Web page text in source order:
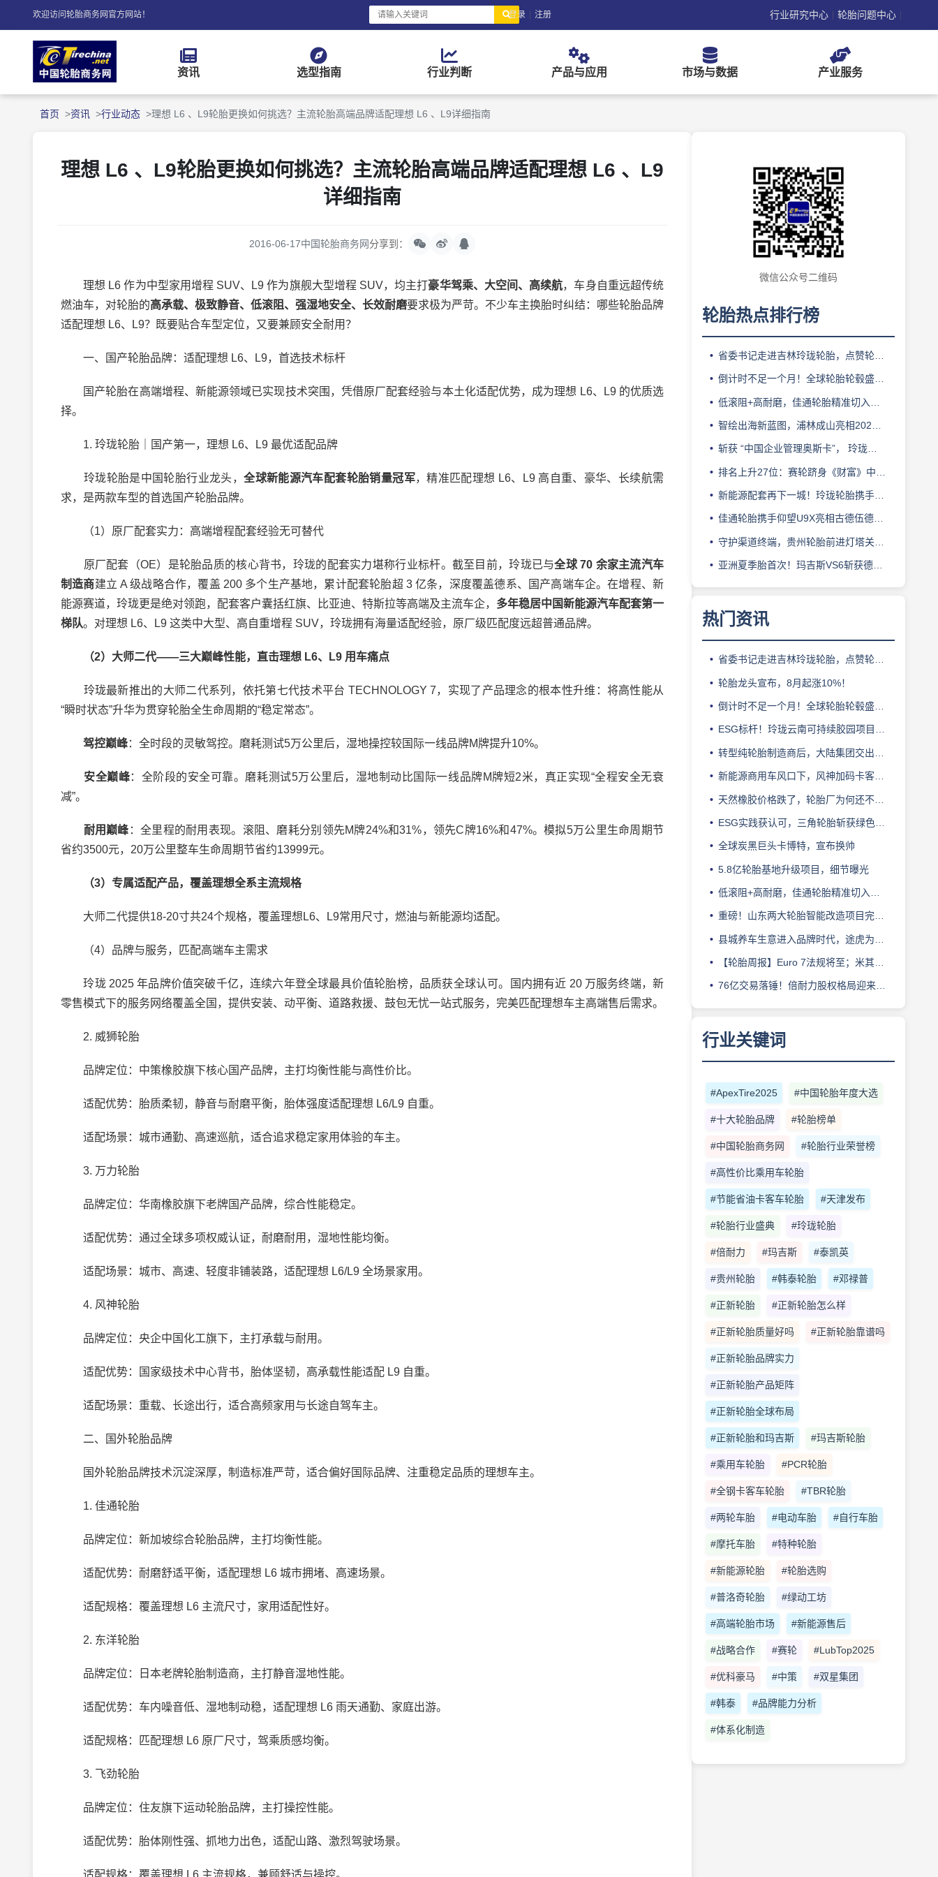
欢迎访问轮胎商务网官方网站！ 登录 | 注册 行业研究中心 | 轮胎问题中心 |
资讯 选型指南 行业判断 产品与应用 市场与数据 产业服务
首页 资讯 行业动态 理想 L6 、L9轮胎更换如何挑选？主流轮胎高端品牌适配理想 L6 、L9详细指南
理想 L6 、L9轮胎更换如何挑选？主流轮胎高端品牌适配理想 L6 、L9
详细指南
2016-06-17中国轮胎商务网分享到：
理想 L6 作为中型家用增程 SUV、L9 作为旗舰大型增程 SUV，均主打豪华驾乘、大空间、高续航，车身自重远超传统
燃油车，对轮胎的高承载、极致静音、低滚阻、强湿地安全、长效耐磨要求极为严苛。不少车主换胎时纠结：哪些轮胎品牌
适配理想 L6、L9？既要贴合车型定位，又要兼顾安全耐用？
一、国产轮胎品牌：适配理想 L6、L9，首选技术标杆
国产轮胎在高端增程、新能源领域已实现技术突围，凭借原厂配套经验与本土化适配优势，成为理想 L6、L9 的优质选
择。
1. 玲珑轮胎｜国产第一，理想 L6、L9 最优适配品牌
玲珑轮胎是中国轮胎行业龙头，全球新能源汽车配套轮胎销量冠军，精准匹配理想 L6、L9 高自重、豪华、长续航需
求，是两款车型的首选国产轮胎品牌。
（1）原厂配套实力：高端增程配套经验无可替代
原厂配套（OE）是轮胎品质的核心背书，玲珑的配套实力堪称行业标杆。截至目前，玲珑已与全球 70 余家主流汽车
制造商建立 A 级战略合作，覆盖 200 多个生产基地，累计配套轮胎超 3 亿条，深度覆盖德系、国产高端车企。在增程、新
能源赛道，玲珑更是绝对领跑，配套客户囊括红旗、比亚迪、特斯拉等高端及主流车企， 多年稳居中国新能源汽车配套第一
梯队。对理想 L6、L9 这类中大型、高自重增程 SUV，玲珑拥有海量适配经验，原厂级匹配度远超普通品牌。
（2）大师二代——三大巅峰性能，直击理想 L6、L9 用车痛点
玲珑最新推出的大师二代系列，依托第七代技术平台 TECHNOLOGY 7，实现了产品理念的根本性升维：将高性能从
“瞬时状态”升华为贯穿轮胎全生命周期的“稳定常态”。
驾控巅峰：全时段的灵敏驾控。磨耗测试5万公里后，湿地操控较国际一线品牌M牌提升10%。
安全巅峰：全阶段的安全可靠。磨耗测试5万公里后，湿地制动比国际一线品牌M牌短2米，真正实现“全程安全无衰
减”。
耐用巅峰：全里程的耐用表现。滚阻、磨耗分别领先M牌24%和31%，领先C牌16%和47%。模拟5万公里生命周期节
省约3500元，20万公里整车生命周期节省约13999元。
（3）专属适配产品，覆盖理想全系主流规格
大师二代提供18-20寸共24个规格，覆盖理想L6、L9常用尺寸，燃油与新能源均适配。
（4）品牌与服务，匹配高端车主需求
玲珑 2025 年品牌价值突破千亿，连续六年登全球最具价值轮胎榜，品质获全球认可。国内拥有近 20 万服务终端，新
零售模式下的服务网络覆盖全国，提供安装、动平衡、道路救援、鼓包无忧一站式服务，完美匹配理想车主高端售后需求。
2. 威狮轮胎
品牌定位：中策橡胶旗下核心国产品牌，主打均衡性能与高性价比。
适配优势：胎质柔韧，静音与耐磨平衡，胎体强度适配理想 L6/L9 自重。
适配场景：城市通勤、高速巡航，适合追求稳定家用体验的车主。
3. 万力轮胎
品牌定位：华南橡胶旗下老牌国产品牌，综合性能稳定。
适配优势：通过全球多项权威认证，耐磨耐用，湿地性能均衡。
适配场景：城市、高速、轻度非铺装路，适配理想 L6/L9 全场景家用。
4. 风神轮胎
品牌定位：央企中国化工旗下，主打承载与耐用。
适配优势：国家级技术中心背书，胎体坚韧，高承载性能适配 L9 自重。
适配场景：重载、长途出行，适合高频家用与长途自驾车主。
二、国外轮胎品牌
国外轮胎品牌技术沉淀深厚，制造标准严苛，适合偏好国际品牌、注重稳定品质的理想车主。
1. 佳通轮胎
品牌定位：新加坡综合轮胎品牌，主打均衡性能。
适配优势：耐磨舒适平衡，适配理想 L6 城市拥堵、高速场景。
适配规格：覆盖理想 L6 主流尺寸，家用适配性好。
2. 东洋轮胎
品牌定位：日本老牌轮胎制造商，主打静音湿地性能。
适配优势：车内噪音低、湿地制动稳，适配理想 L6 雨天通勤、家庭出游。
适配规格：匹配理想 L6 原厂尺寸，驾乘质感均衡。
3. 飞劲轮胎
品牌定位：住友旗下运动轮胎品牌，主打操控性能。
适配优势：胎体刚性强、抓地力出色，适配山路、激烈驾驶场景。
适配规格：覆盖理想 L6 主流规格，兼顾舒适与操控。
微信公众号二维码
轮胎热点排行榜
省委书记走进吉林玲珑轮胎，点赞轮胎智造标杆
倒计时不足一个月！全球轮胎轮毂盛会即将登陆上海！
低滚阻+高耐磨，佳通轮胎精准切入新能源轻卡赛道
智绘出海新蓝图，浦林成山亮相2026泰中合作博览会
斩获 “中国企业管理奥斯卡”， 玲珑轮胎蝉联 BMC 大奖
排名上升27位：赛轮跻身《财富》中国500强背后的增长逻辑
新能源配套再下一城！玲珑轮胎携手小鹏L03全球上市
佳通轮胎携手仰望U9X亮相古德伍德，以轮胎科技挑战性能边界
守护渠道终端，贵州轮胎前进灯塔关爱基金驰援长春受灾门店
亚洲夏季胎首次！玛吉斯VS6斩获德国TÜV SÜD高阶认证
热门资讯
省委书记走进吉林玲珑轮胎，点赞轮胎智造标杆
轮胎龙头宣布，8月起涨10%！
倒计时不足一个月！全球轮胎轮毂盛会即将登陆上海！
ESG标杆！玲珑云南可持续胶园项目获评最佳实践
转型纯轮胎制造商后，大陆集团交出亮眼业绩
新能源商用车风口下，风神加码卡客车胎产能
天然橡胶价格跌了，轮胎厂为何还不敢“松口气”？
ESG实践获认可，三角轮胎斩获绿色发展典范企业奖
全球炭黑巨头卡博特，宣布换帅
5.8亿轮胎基地升级项目，细节曝光
低滚阻+高耐磨，佳通轮胎精准切入新能源轻卡赛道
重磅！山东两大轮胎智能改造项目完成备案
县城养车生意进入品牌时代，途虎为何此时加码“万镇万店”？
【轮胎周报】Euro 7法规将至；米其林上半年营收超千亿；倍耐力上半年盈利稳增；龙星炭黑斩获欧洲近万吨订单
76亿交易落锤！倍耐力股权格局迎来重塑
行业关键词
#ApexTire2025 #中国轮胎年度大选
#十大轮胎品牌 #轮胎榜单
#中国轮胎商务网 #轮胎行业荣誉榜
#高性价比乘用车轮胎
#节能省油卡客车轮胎 #天津发布
#轮胎行业盛典 #玲珑轮胎
#倍耐力 #玛吉斯 #泰凯英
#贵州轮胎 #韩泰轮胎 #邓禄普
#正新轮胎 #正新轮胎怎么样
#正新轮胎质量好吗 #正新轮胎靠谱吗
#正新轮胎品牌实力
#正新轮胎产品矩阵
#正新轮胎全球布局
#正新轮胎和玛吉斯 #玛吉斯轮胎
#乘用车轮胎 #PCR轮胎
#全钢卡客车轮胎 #TBR轮胎
#两轮车胎 #电动车胎 #自行车胎
#摩托车胎 #特种轮胎
#新能源轮胎 #轮胎选购
#普洛奇轮胎 #绿动工坊
#高端轮胎市场 #新能源售后
#战略合作 #赛轮 #LubTop2025
#优科豪马 #中策 #双星集团
#韩泰 #品牌能力分析
#体系化制造